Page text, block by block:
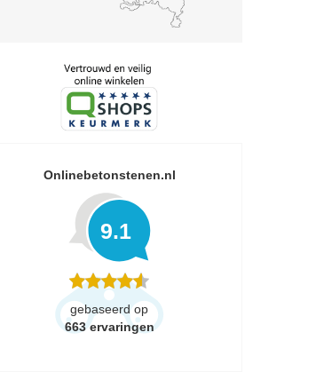
Onlinebetonstenen.nl
9.1
gebaseerd op
663 ervaringen